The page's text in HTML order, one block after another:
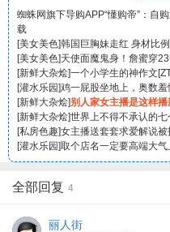
蜘蛛网旗下导购APP“懂购帝”：自
载
韩国巨胸妹走红 身材比
[美女美色]
天使面魔鬼身！詹蜜穿
[美女美色]
一个小学生的神作文
[新鲜大杂烩]
鸡一屁股坐地上，奥数羞
[灌水乐园]
别人家女主播是这样播
[新鲜大杂烩]
世界上不得不承认的七
[新鲜大杂烩]
女主播送套套求爱解说
[私房色趣]
取个店名一定要高端大气
[灌水乐园]
全部回复 4
丽人街